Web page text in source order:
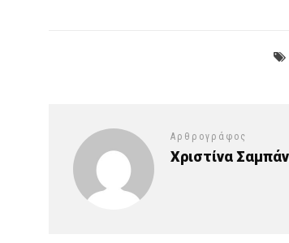
Αρθρογράφος
Χριστίνα